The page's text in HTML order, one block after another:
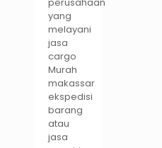
yang
melayani
jasa
cargo
Murah
makassar
ekspedisi
barang
atau
jasa